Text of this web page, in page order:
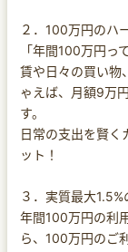
２．100万円のハ
「年間100万円っ
賃や日々の買い物
ゃえば、月額9万
す。
日常の支出を賢く
ット！
３．実質最大
年間100万円の利
ら、100万円のご